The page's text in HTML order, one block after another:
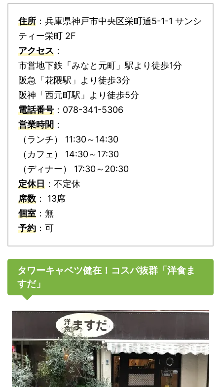
住所 ：兵庫県神戸市中央区栄町通5-1-1 サンシ
ティー栄町 2F
アクセス ：
市営地下鉄「みなと元町」駅より徒歩1分
阪急「花隈駅」より徒歩3分
阪神「西元町駅」より徒歩5分
電話番号 ：078-341-5306
営業時間 ：
（ランチ） 11:30～14:30
（カフェ） 14:30～17:30
（ディナー） 17:30～20:30
定休日 ：不定休
席数 ： 13席
個室 ：無
予約 ：可
タワーキャベツ健在！コスパ抜群「洋食ま
すだ」